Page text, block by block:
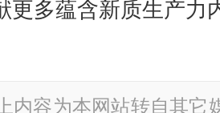
更多蕴含新质生产力
内容为本网站转自其它